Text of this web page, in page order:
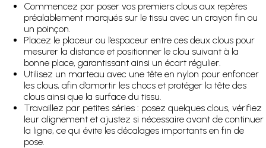
Commencez par poser vos premiers clous aux repères
préalablement marqués sur le tissu avec un crayon fin ou
un poinçon.
Placez le placeur ou l’espaceur entre ces deux clous pour
mesurer la distance et positionner le clou suivant à la
bonne place, garantissant ainsi un écart régulier.
Utilisez un marteau avec une tête en nylon pour enfoncer
les clous, afin d’amortir les chocs et protéger la tête des
clous ainsi que la surface du tissu.
Travaillez par petites séries : posez quelques clous, vérifiez
leur alignement et ajustez si nécessaire avant de continuer
la ligne, ce qui évite les décalages importants en fin de
pose.